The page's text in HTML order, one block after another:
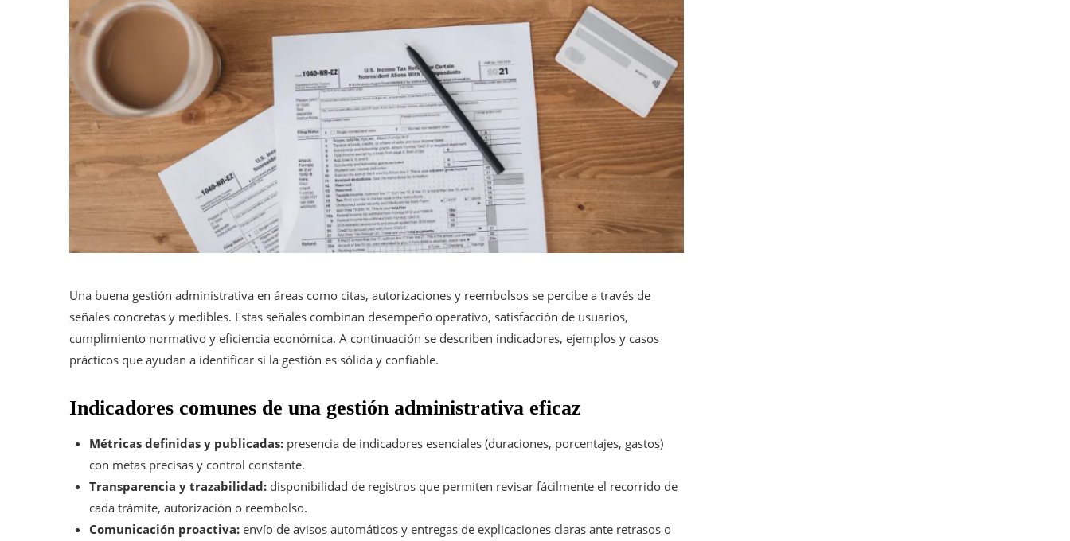
Una buena gestión administrativa en áreas como citas, autorizaciones y reembolsos se percibe a través de
señales concretas y medibles. Estas señales combinan desempeño operativo, satisfacción de usuarios,
cumplimiento normativo y eficiencia económica. A continuación se describen indicadores, ejemplos y casos
prácticos que ayudan a identificar si la gestión es sólida y confiable.
Indicadores comunes de una gestión administrativa eficaz
Métricas definidas y publicadas: presencia de indicadores esenciales (duraciones, porcentajes, gastos)
con metas precisas y control constante.
Transparencia y trazabilidad: disponibilidad de registros que permiten revisar fácilmente el recorrido de
cada trámite, autorización o reembolso.
Comunicación proactiva: envío de avisos automáticos y entregas de explicaciones claras ante retrasos o